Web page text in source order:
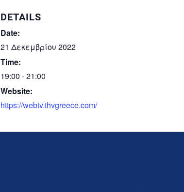
DETAILS
Date:
21 Δεκεμβρίου 2022
Time:
19:00 - 21:00
Website:
https://webtv.thvgreece.com/